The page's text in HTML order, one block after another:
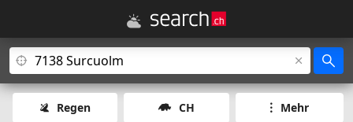
Regen CH Mehr